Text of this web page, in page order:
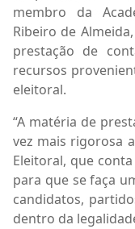
membro da
Ribeiro de
prestação de
recursos
eleitoral.
“A matéria de
vez mais rigorosa
Eleitoral, que
para que se faça
candidatos,
dentro da